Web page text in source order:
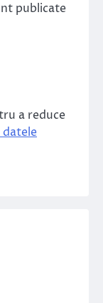
publicate
a reduce